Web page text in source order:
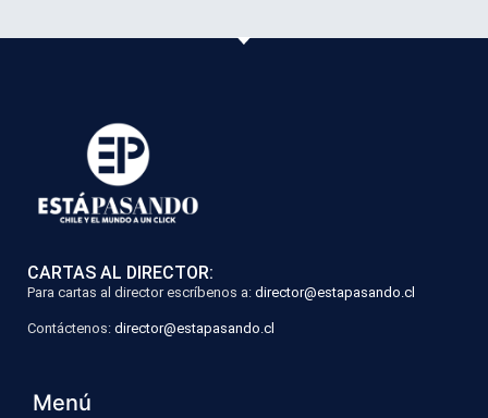
CARTAS AL DIRECTOR:
Para cartas al director escríbenos a: director@estapasando.cl
Contáctenos: director@estapasando.cl
Menú